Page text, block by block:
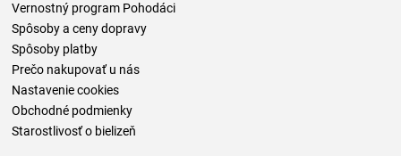
Vernostný program Pohodáci
Spôsoby a ceny dopravy
Spôsoby platby
Prečo nakupovať u nás
Nastavenie cookies
Obchodné podmienky
Starostlivosť o bielizeň